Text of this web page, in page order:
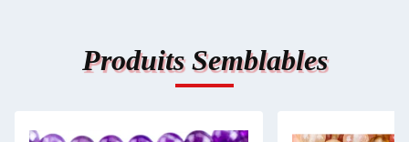
Produits Semblables